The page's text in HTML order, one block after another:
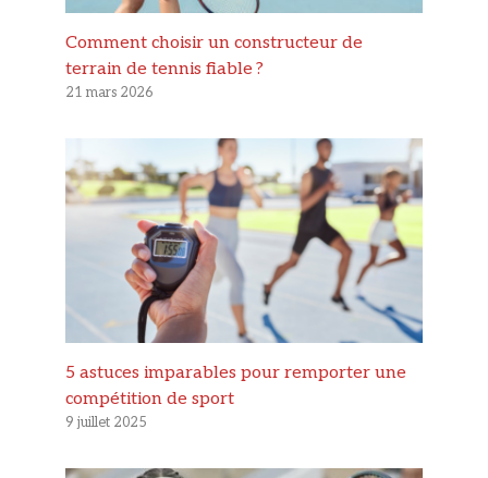
Comment choisir un constructeur de
terrain de tennis fiable ?
21 mars 2026
5 astuces imparables pour remporter une
compétition de sport
9 juillet 2025